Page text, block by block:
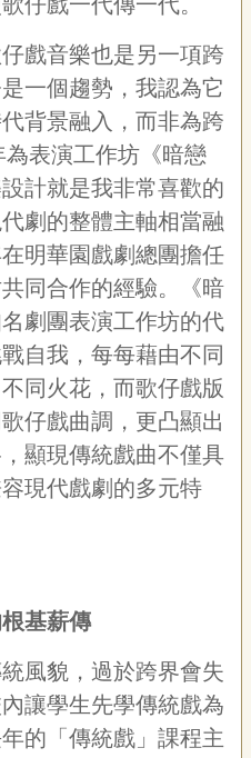
仔戲一代傳一代。
戲音樂也是另一項跨
一個趨勢，我認為它
背景融入，而非為跨
表演工作坊《暗戀
計就是我非常喜歡的
劇的整體主軸相當融
明華園戲劇總團擔任
同合作的經驗。《暗
劇團表演工作坊的代
自我，每每藉由不同
同火花，而歌仔戲版
仔戲曲調，更凸顯出
顯現傳統戲曲不僅具
現代戲劇的多元特
基薪傳
風貌，過於跨界會失
讓學生先學傳統戲為
的「傳統戲」課程主